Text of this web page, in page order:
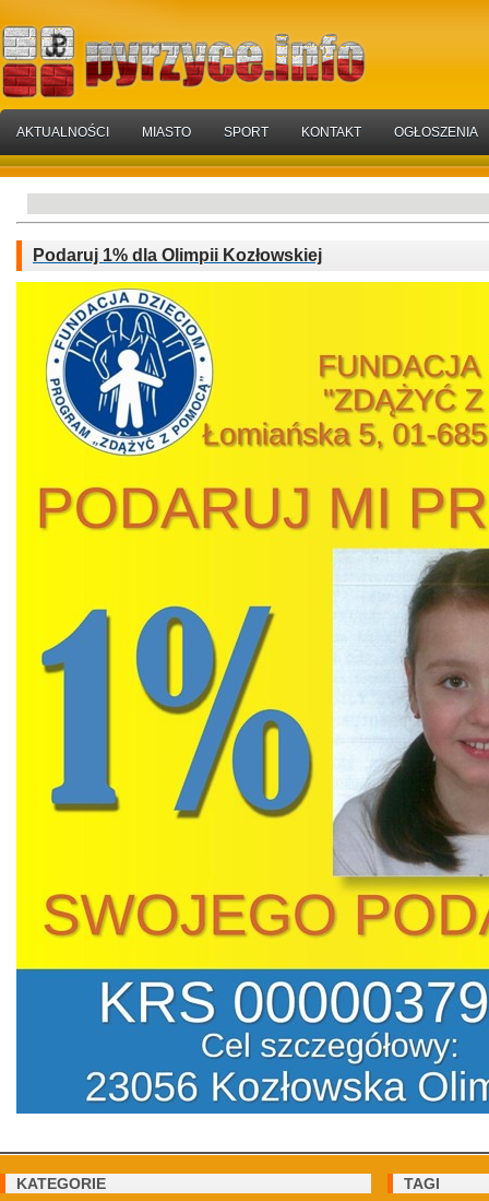
AKTUALNOŚCI MIASTO SPORT KONTAKT OGŁOSZENIA
Podaruj 1% dla Olimpii Kozłowskiej
KATEGORIE TAGI